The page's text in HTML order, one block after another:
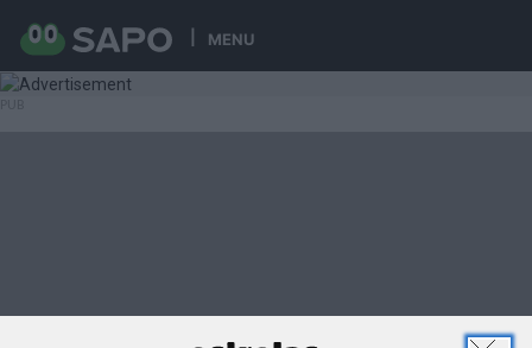
MENU